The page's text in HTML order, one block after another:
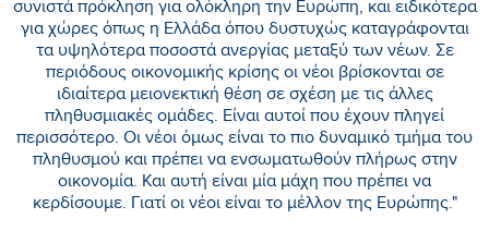
συνιστά πρόκληση για ολόκληρη την Ευρώπη, και ειδικότερα
για χώρες όπως η Ελλάδα όπου δυστυχώς καταγράφονται
τα υψηλότερα ποσοστά ανεργίας μεταξύ των νέων. Σε
περιόδους οικονομικής κρίσης οι νέοι βρίσκονται σε
ιδιαίτερα μειονεκτική θέση σε σχέση με τις άλλες
πληθυσμιακές ομάδες. Είναι αυτοί που έχουν πληγεί
περισσότερο. Οι νέοι όμως είναι το πιο δυναμικό τμήμα του
πληθυσμού και πρέπει να ενσωματωθούν πλήρως στην
οικονομία. Και αυτή είναι μία μάχη που πρέπει να
κερδίσουμε. Γιατί οι νέοι είναι το μέλλον της Ευρώπης."